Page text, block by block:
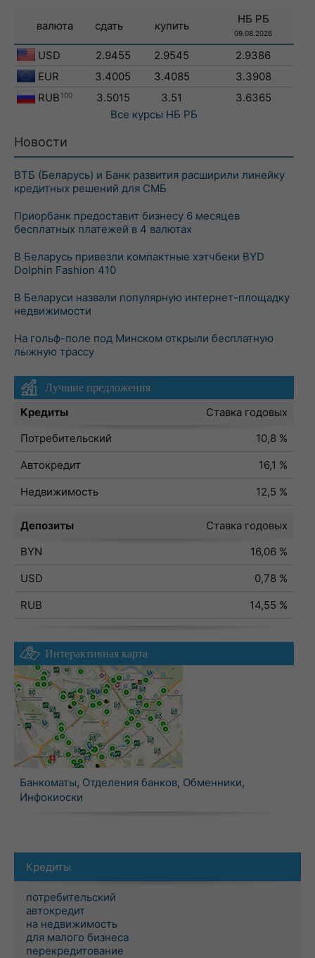
валюта сдать купить
НБ РБ
09.08.2026
USD 2.9455 2.9545
2.9386
EUR
3.4005 3.4085
3.3908
RUB 100 3.5015 3.51
3.6365
Все курсы НБ РБ
Новости
ВТБ (Беларусь) и Банк развития расширили линейку
кредитных решений для СМБ
Приорбанк предоставит бизнесу 6 месяцев
бесплатных платежей в 4 валютах
В Беларусь привезли компактные хэтчбеки BYD
Dolphin Fashion 410
В Беларуси назвали популярную интернет-площадку
недвижимости
На гольф-поле под Минском открыли бесплатную
лыжную трассу
Лучшие предложения
Кредиты
Ставка годовых
Потребительский
10,8 %
Автокредит
16,1 %
Недвижимость
12,5 %
Депозиты
Ставка годовых
BYN
16,06 %
USD
0,78 %
RUB
14,55 %
Интерактивная карта
Банкоматы, Отделения банков, Обменники,
Инфокиоски
Кредиты
потребительский
автокредит
на недвижимость
для малого бизнеса
перекредитование